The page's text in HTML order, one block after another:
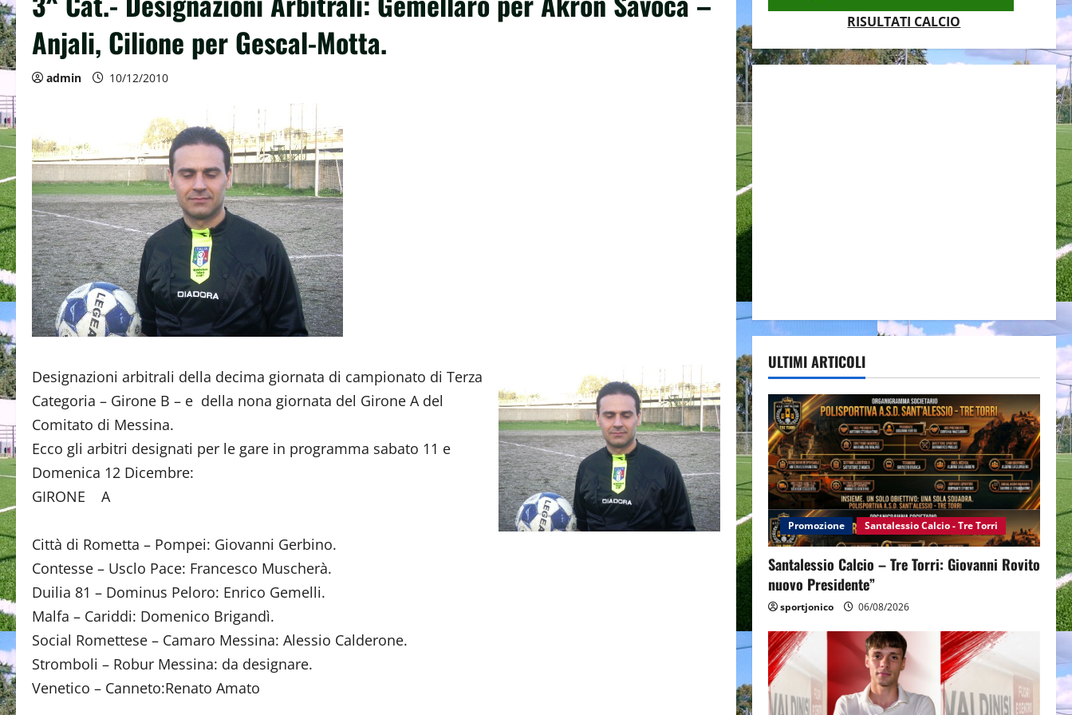
Anjali, Cilione per Gescal-Motta.
admin 10/12/2010
Designazioni arbitrali della decima giornata di campionato di Terza
Categoria – Girone B – e della nona giornata del Girone A del
Comitato di Messina.
Ecco gli arbitri designati per le gare in programma sabato 11 e
Domenica 12 Dicembre:
GIRONE A
Città di Rometta – Pompei: Giovanni Gerbino.
Contesse – Usclo Pace: Francesco Muscherà.
Duilia 81 – Dominus Peloro: Enrico Gemelli.
Malfa – Cariddi: Domenico Brigandì.
Social Romettese – Camaro Messina: Alessio Calderone.
Stromboli – Robur Messina: da designare.
Venetico – Canneto:Renato Amato
RISULTATI CALCIO
ULTIMI ARTICOLI
Promozione Santalessio Calcio - Tre Torri
Santalessio Calcio – Tre Torri: Giovanni Rovito
nuovo Presidente”
sportjonico 06/08/2026